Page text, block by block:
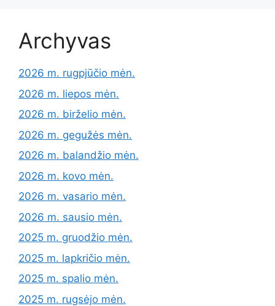
Archyvas
2026 m. rugpjūčio mėn.
2026 m. liepos mėn.
2026 m. birželio mėn.
2026 m. gegužės mėn.
2026 m. balandžio mėn.
2026 m. kovo mėn.
2026 m. vasario mėn.
2026 m. sausio mėn.
2025 m. gruodžio mėn.
2025 m. lapkričio mėn.
2025 m. spalio mėn.
2025 m. rugsėjo mėn.